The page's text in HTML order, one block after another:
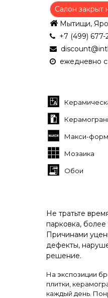
Салон закрыт
Мытищи,
+7 (499)
ежедневно
Макси-
Мозаика
Обои
Не тратьте
парковка,
Причинами
дефекты,
решение.
На экспозиции
плитки,
каждый день.